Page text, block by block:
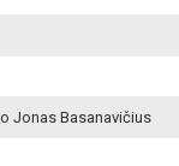
Jonas Basanavičius